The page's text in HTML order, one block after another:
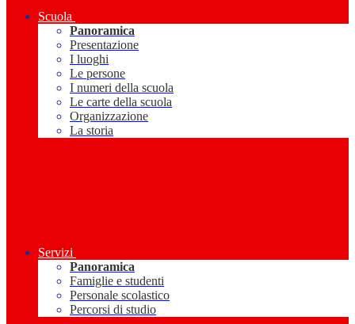
Scuola
Panoramica
Presentazione
I luoghi
Le persone
I numeri della scuola
Le carte della scuola
Organizzazione
La storia
Servizi
Panoramica
Famiglie e studenti
Personale scolastico
Percorsi di studio